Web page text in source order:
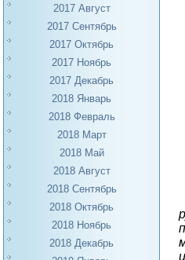
2017 Август
2017 Сентябрь
2017 Октябрь
2017 Ноябрь
2017 Декабрь
2018 Январь
2018 Февраль
2018 Март
2018 Май
2018 Август
2018 Сентябрь
2018 Октябрь
2018 Ноябрь
2018 Декабрь